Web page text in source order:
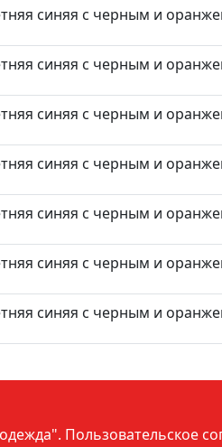
синяя с черным и
синяя с черным и
синяя с черным и
синяя с черным и
синяя с черным и
синяя с черным и
синяя с черным и
Пользовательское